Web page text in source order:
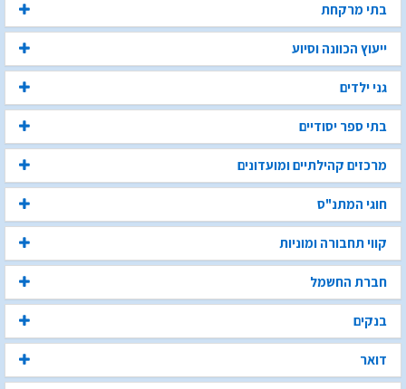
בתי מרקחת
ייעוץ הכוונה וסיוע
גני ילדים
בתי ספר יסודיים
מרכזים קהילתיים ומועדונים
חוגי המתנ"ס
קווי תחבורה ומוניות
חברת החשמל
בנקים
דואר